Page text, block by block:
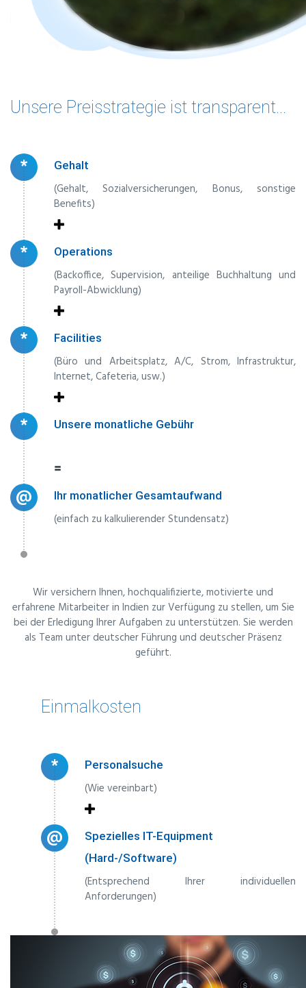
Unsere Preisstrategie ist transparent...
* Gehalt
(Gehalt, Sozialversicherungen, Bonus, sonstige
Benefits)
* Operations
(Backoffice, Supervision, anteilige Buchhaltung und
Payroll-Abwicklung)
* Facilities
(Büro und Arbeitsplatz, A/C, Strom, Infrastruktur,
Internet, Cafeteria, usw.)
* Unsere monatliche Gebühr
@ Ihr monatlicher Gesamtaufwand
(einfach zu kalkulierender Stundensatz)
Wir versichern Ihnen, hochqualifizierte, motivierte und
erfahrene Mitarbeiter in Indien zur Verfügung zu stellen, um Sie
bei der Erledigung Ihrer Aufgaben zu unterstützen. Sie werden
als Team unter deutscher Führung und deutscher Präsenz
geführt.
Einmalkosten
* Personalsuche
(Wie vereinbart)
@
Spezielles IT-Equipment
(Hard-/Software)
(Entsprechend Ihrer individuellen
Anforderungen)